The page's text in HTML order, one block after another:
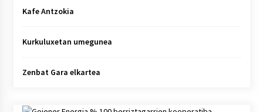
Kafe Antzokia
Kurkuluxetan umegunea
Zenbat Gara elkartea